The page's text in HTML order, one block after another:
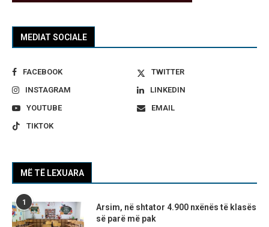
MEDIAT SOCIALE
FACEBOOK
TWITTER
INSTAGRAM
LINKEDIN
YOUTUBE
EMAIL
TIKTOK
MË TË LEXUARA
1
Arsim, në shtator 4.900 nxënës të klasës
së parë më pak